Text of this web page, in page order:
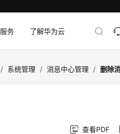
服务 了解华为云
/ 系统管理 / 消息中心管理 / 删除
查看PDF